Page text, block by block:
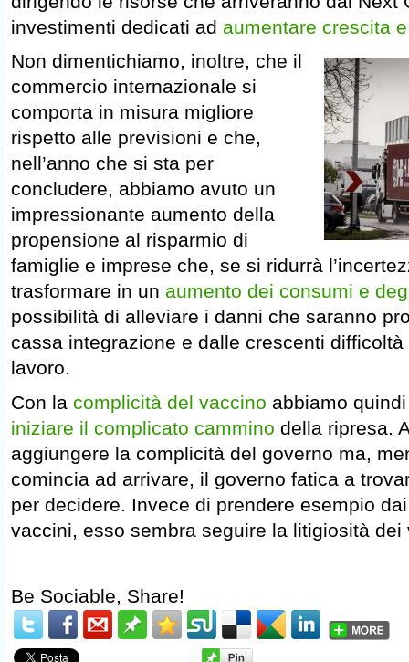
investimenti dedicati ad aumentare crescita
Non dimentichiamo, inoltre, che il
commercio internazionale si
comporta in misura migliore
rispetto alle previsioni e che,
nell’anno che si sta per
concludere, abbiamo avuto un
impressionante aumento della
propensione al risparmio di
famiglie e imprese che, se si ridurrà
trasformare in un aumento dei consumi e
possibilità di alleviare i danni che saranno
cassa integrazione e dalle crescenti
lavoro.
Con la complicità del vaccino abbiamo
iniziare il complicato cammino della ripresa.
aggiungere la complicità del governo ma,
comincia ad arrivare, il governo fatica a
per decidere. Invece di prendere esempio
vaccini, esso sembra seguire la litigiosità dei
Be Sociable, Share!